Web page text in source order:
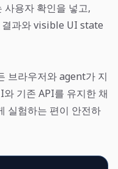
사용자 확인을 넣고,
결과와 visible UI state
브라우저와 agent가 지
기존 API를 유지한 채
실험하는 편이 안전하